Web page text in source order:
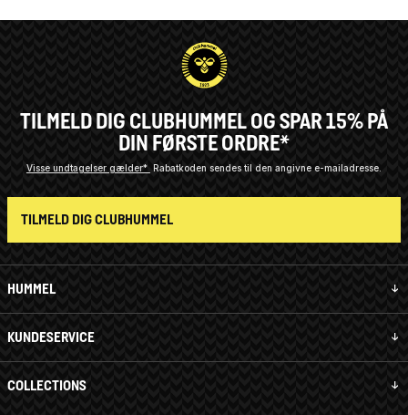
HUMMEL
KUNDESERVICE
COLLECTIONS
TILMELD DIG CLUBHUMMEL OG SPAR 15% PÅ
DIN FØRSTE ORDRE*
Visse undtagelser gælder* Rabatkoden sendes til den angivne e-mailadresse.
TILMELD DIG CLUBHUMMEL